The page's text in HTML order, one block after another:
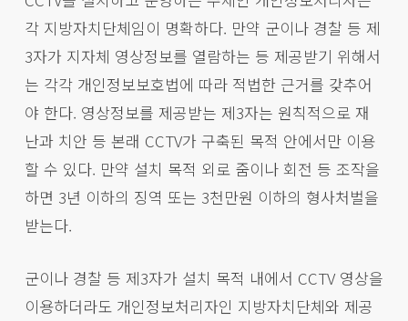
각 지방자치단체임이 명확하다. 만약 군이나 경찰 등 제
3자가 지자체 영상정보를 열람하는 등 제공받기 위해서
는 각각 개인정보보호법에 따라 적법한 근거를 갖추어
야 한다. 영상정보를 제공받는 제3자는 원칙적으로 재
난과 치안 등 본래 CCTV가 구축된 목적 안에서만 이용
할 수 있다. 만약 설치 목적 외로 줌이나 회전 등 조작을
하면 3년 이하의 징역 또는 3천만원 이하의 형사처벌을
받는다.
군이나 경찰 등 제3자가 설치 목적 내에서 CCTV 영상을
이용하더라도 개인정보처리자인 지방자치단체와 제공